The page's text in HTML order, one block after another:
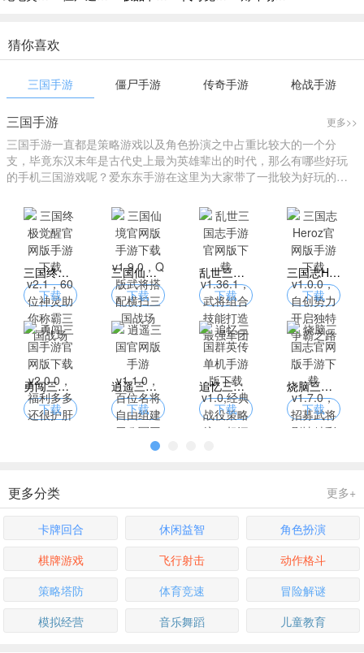
猜你喜欢
三国手游 僵尸手游 传奇手游 枪战手游
三国手游 更多>>
三国手游一直都是策略游戏以及角色扮演之中占重比较大的一个分
支，毕竟东汉末年是古代史上最为英雄辈出的时代，那么有哪些好玩
的手机三国游戏呢？爱东东手游在这里为大家带了一批较为好玩的三
三国终极觉醒官网版手游下载 v2.1，60位神灵助你称霸三国战场
下载
三国仙境官网版手游下载 v1.9.0，Q版武将搭配横扫三国战场
下载
乱世三国志手游官网版下载 v1.36.1，武将组合技能打造最强军团
下载
三国志Heroz官网版手游下载 v1.0.0，自创势力开启独特争霸之路
下载
勇闯三国手游官网版下载 v2.0.0，福利多多还很护肝
下载
逍遥三国官网版手游 v1.1.0，百位名将自由组建无敌军团
下载
追忆三国群英传单机手游版下载 v1.0,经典战役策略统一超沉浸
下载
烧脑三国志官网版手游下载 v1.7.0，招募武将剧情精彩超带感
下载
更多+
更多分类
卡牌回合 休闲益智
角色扮演
棋牌游戏
飞行射击
动作格斗
策略塔防
体育竞速
冒险解谜
模拟经营
音乐舞蹈 儿童教育